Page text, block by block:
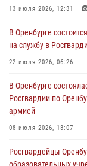
26 июля 2026, 14:45
Росгвардейцы
образовательных
24 июля 2026, 12:25
При силовой
проведён рейд по
23 июля 2026, 10:47
13 июля 2026, 12:31
В Оренбурге
на службу в
22 июля 2026, 06:26
В Оренбурге
Росгвардии по
армией
08 июля 2026, 13:07
Росгвардейцы